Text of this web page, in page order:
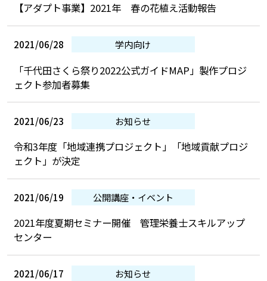
【アダプト事業】2021年 春の花植え活動報告
2021/06/28 学内向け
「千代田さくら祭り2022公式ガイドMAP」製作プロジ
ェクト参加者募集
2021/06/23 お知らせ
令和3年度「地域連携プロジェクト」「地域貢献プロジ
ェクト」が決定
2021/06/19 公開講座・イベント
2021年度夏期セミナー開催 管理栄養士スキルアップ
センター
2021/06/17 お知らせ